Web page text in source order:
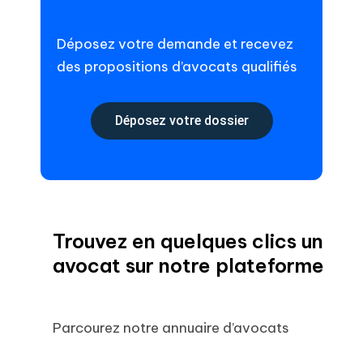
Déposez votre demande et recevez
des propositions d’avocats qualifiés
Déposez votre dossier
Trouvez en quelques clics un
avocat sur notre plateforme
Parcourez notre annuaire d’avocats